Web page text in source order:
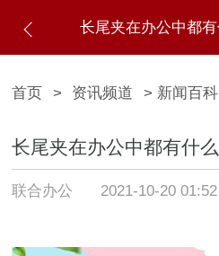
长尾夹在办公中都
首页 > 资讯频道 > 新闻百科
长尾夹在办公中都有什
联合办公 2021-10-20 01:52